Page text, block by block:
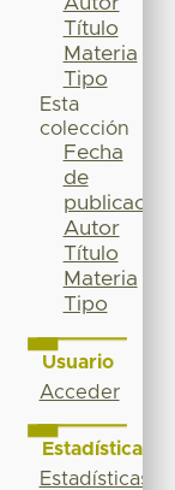
Título
Materia
Tipo
Esta
colección
Fecha
de
publicación
Autor
Título
Materia
Tipo
Usuario
Acceder
Estadísticas
Estadísticas